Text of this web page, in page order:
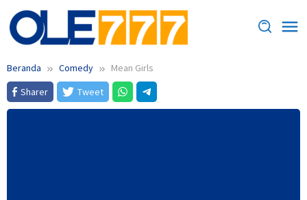
Loncat
ke
konten
Beranda Comedy
Mean Girls
Sharer
Tweet